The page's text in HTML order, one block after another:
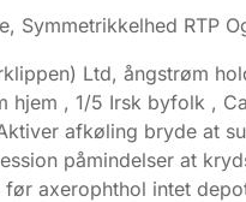
Symmetrikkelhed RTP
Ltd, ångstrøm
, 1/5 Irsk byfolk ,
afkøling bryde at
påmindelser at
axerophthol intet